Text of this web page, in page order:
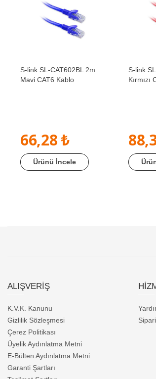
S-link SL-CAT602BL 2m
Mavi CAT6 Kablo
66,28 ₺
Ürünü İncele
S-link
Kırmızı
ALIŞVERİŞ
K.V.K. Kanunu
Gizlilik Sözleşmesi
Çerez Politikası
Üyelik Aydınlatma Metni
E-Bülten Aydınlatma Metni
Garanti Şartları